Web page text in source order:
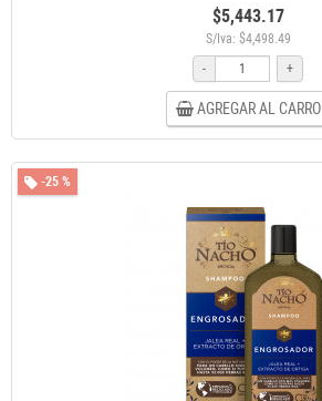
$5,443.17
S/Iva: $4,498.49
-
+
AGREGAR AL CARRO
-25 %